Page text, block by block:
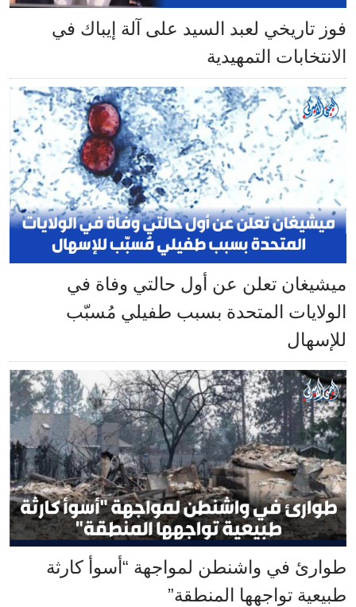
فوز تاريخي لعبد السيد على آلة إيباك في
الانتخابات التمهيدية
ميشيغان تعلن عن أول حالتي وفاة في
الولايات المتحدة بسبب طفيلي مُسبّب
للإسهال
طوارئ في واشنطن لمواجهة “أسوأ كارثة
طبيعية تواجهها المنطقة”